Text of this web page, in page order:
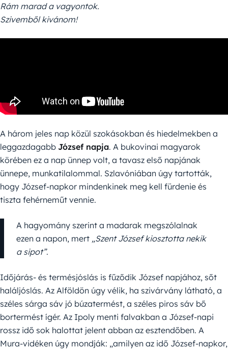
Rám marad a vagyontok.
Szivemből kivánom!
A három jeles nap közül szokásokban és hiedelmekben a
leggazdagabb József napja. A bukovinai magyarok
körében ez a nap ünnep volt, a tavasz első napjának
ünnepe, munkatilalommal. Szlavóniában úgy tartották,
hogy József-napkor mindenkinek meg kell fürdenie és
tiszta fehérneműt vennie.
A hagyomány szerint a madarak megszólalnak
ezen a napon, mert „Szent József kiosztotta nekik
a sipot”.
Időjárás- és termésjóslás is fűződik József napjához, sőt
haláljóslás. Az Alföldön úgy vélik, ha szivárvány látható, a
széles sárga sáv jó búzatermést, a széles piros sáv bő
bortermést ígér. Az Ipoly menti falvakban a József-napi
rossz idő sok halottat jelent abban az esztendőben. A
Mura-vidéken úgy mondják: „amilyen az idő József-napkor,